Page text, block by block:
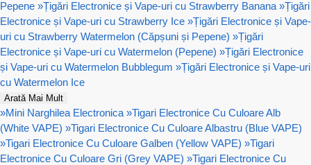
Pepene »Țigări Electronice și Vape-uri cu Strawberry Banana »Țigări
Electronice și Vape-uri cu Strawberry Ice »Țigări Electronice și Vape-
uri cu Strawberry Watermelon (Căpșuni și Pepene) »Țigări
Electronice și Vape-uri cu Watermelon (Pepene) »Țigări Electronice
și Vape-uri cu Watermelon Bubblegum »Țigări Electronice și Vape-uri
cu Watermelon Ice
Arată Mai Mult
»Mini Narghilea Electronica »Tigari Electronice Cu Culoare Alb
(White VAPE) »Tigari Electronice Cu Culoare Albastru (Blue VAPE)
»Tigari Electronice Cu Culoare Galben (Yellow VAPE) »Tigari
Electronice Cu Culoare Gri (Grey VAPE) »Tigari Electronice Cu